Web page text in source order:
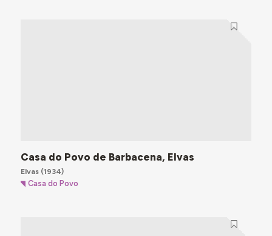
Casa do Povo de Barbacena, Elvas
Elvas(1934)
Casa do Povo